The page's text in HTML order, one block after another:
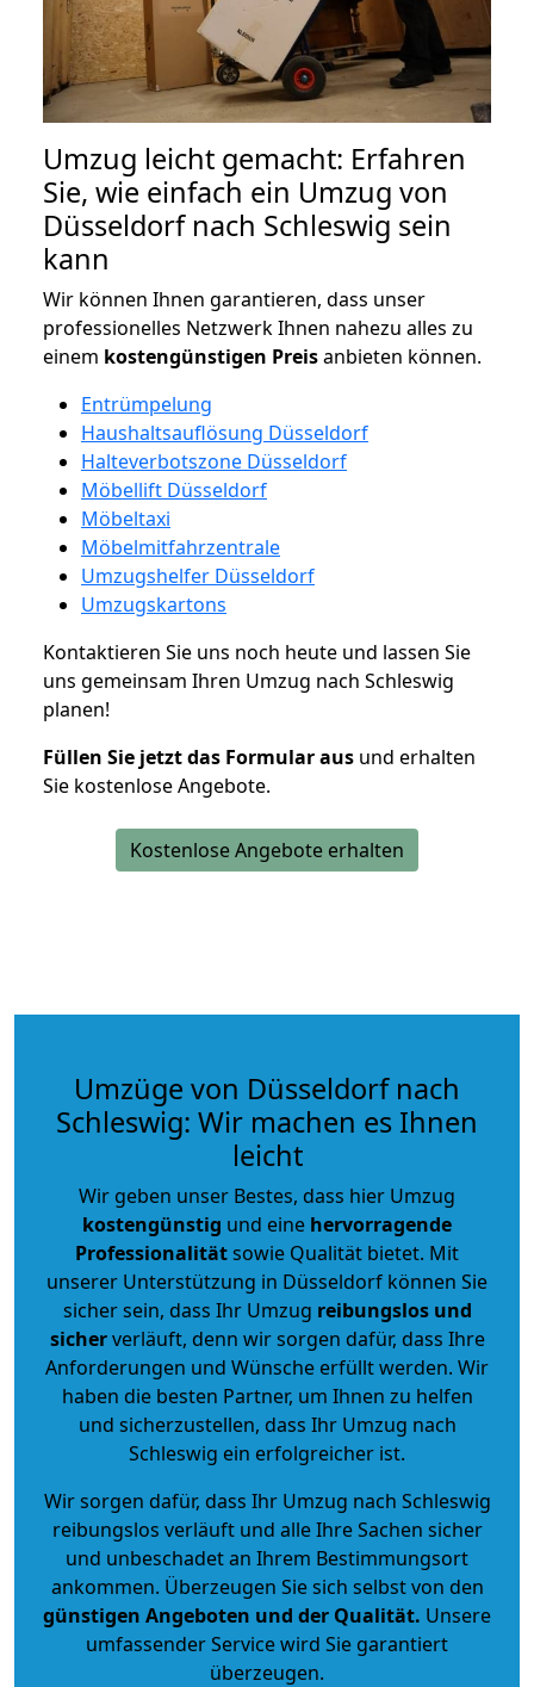
Umzug leicht gemacht: Erfahren
Sie, wie einfach ein Umzug von
Düsseldorf nach Schleswig sein
kann
Wir können Ihnen garantieren, dass unser
professionelles Netzwerk Ihnen nahezu alles zu
einem kostengünstigen Preisanbieten können.
Entrümpelung
Haushaltsauflösung Düsseldorf
Halteverbotszone Düsseldorf
Möbellift Düsseldorf
Möbeltaxi
Möbelmitfahrzentrale
Umzugshelfer Düsseldorf
Umzugskartons
Kontaktieren Sie uns noch heute und lassen Sie
uns gemeinsam Ihren Umzug nach Schleswig
planen!
Füllen Sie jetzt das Formular aus und erhalten
Sie kostenlose Angebote.
Kostenlose Angebote erhalten
Umzüge von Düsseldorf nach
Schleswig: Wir machen es Ihnen
leicht
Wir geben unser Bestes, dass hier Umzug
kostengünstig und eine hervorragende
Professionalitätsowie Qualität bietet. Mit
unserer Unterstützung in Düsseldorf können Sie
sicher sein, dass Ihr Umzug reibungslos und
sicherverläuft, denn wir sorgen dafür, dass Ihre
Anforderungen und Wünsche erfüllt werden. Wir
haben die besten Partner, um Ihnen zu helfen
und sicherzustellen, dass Ihr Umzug nach
Schleswig ein erfolgreicher ist.
Wir sorgen dafür, dass Ihr Umzug nach Schleswig
reibungslos verläuft und alle Ihre Sachen sicher
und unbeschadet an Ihrem Bestimmungsort
ankommen. Überzeugen Sie sich selbst von den
günstigen Angeboten und der Qualität. Unsere
umfassender Service wird Sie garantiert
überzeugen.